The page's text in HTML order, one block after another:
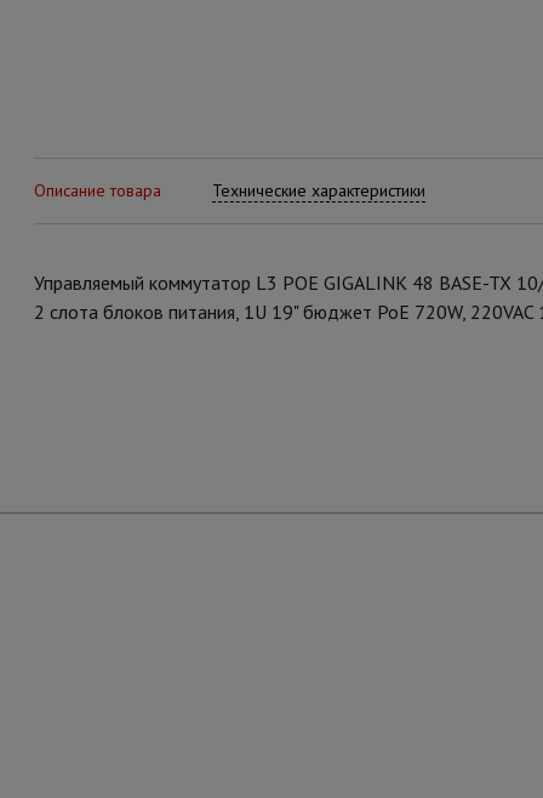
Описание товара Технические характеристики
Управляемый коммутатор L3 POE GIGALINK 48 BASE-TX
2 слота блоков питания, 1U 19" бюджет PoE 720W, 220VAC